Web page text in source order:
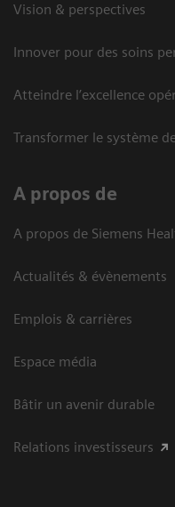
Vision & perspectives
Innover pour des soins
Atteindre l’excellence
Transformer le système
A propos de
A propos de Siemens
Actualités & évènements
Emplois & carrières
Espace média
Bâtir un avenir durable
Relations investisseurs